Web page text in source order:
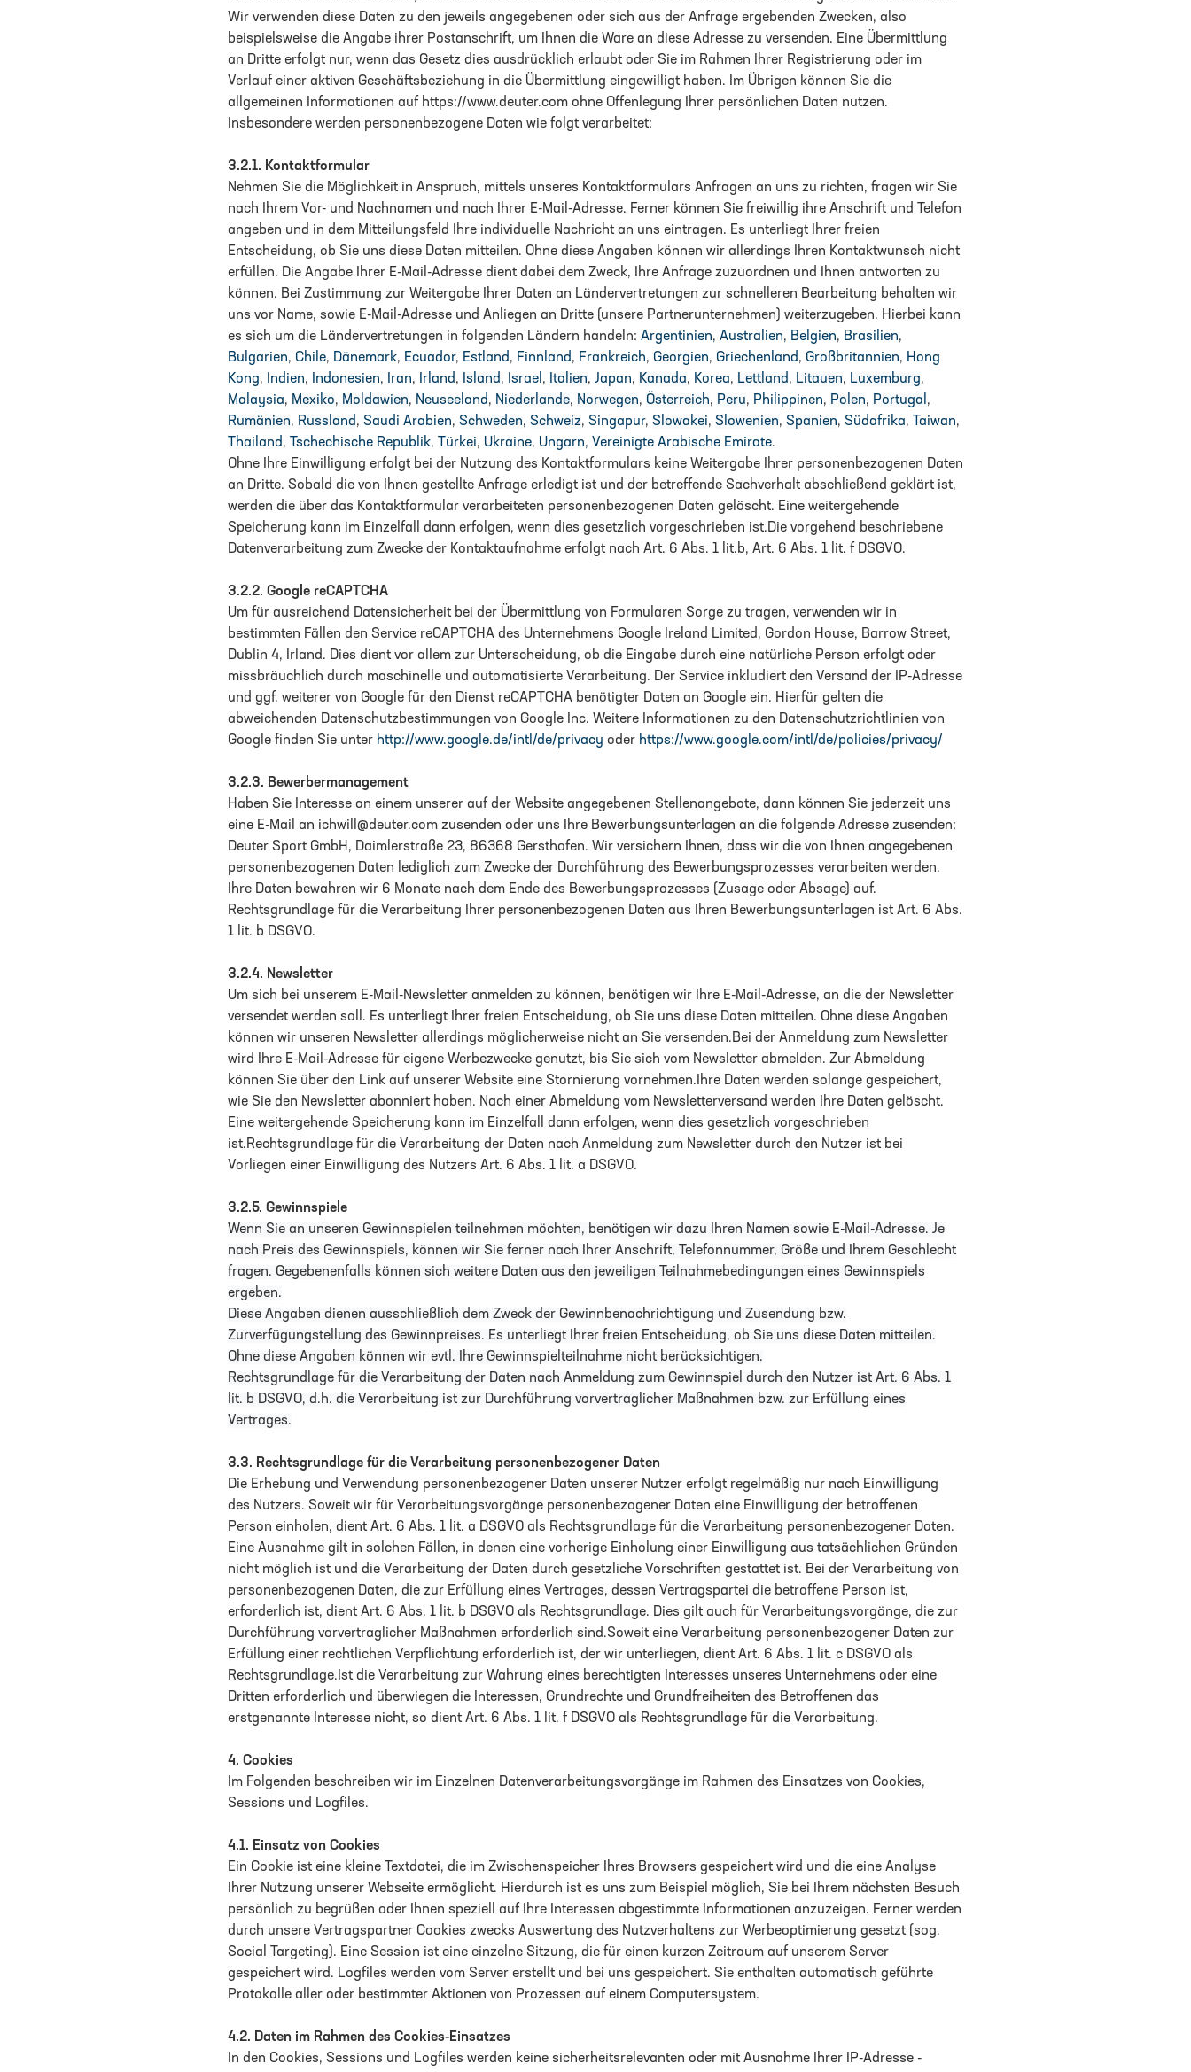
Wir verwenden diese Daten zu den jeweils angegebenen oder sich aus der Anfrage ergebenden Zwecken, also
beispielsweise die Angabe ihrer Postanschrift, um Ihnen die Ware an diese Adresse zu versenden. Eine Übermittlung
an Dritte erfolgt nur, wenn das Gesetz dies ausdrücklich erlaubt oder Sie im Rahmen Ihrer Registrierung oder im
Verlauf einer aktiven Geschäftsbeziehung in die Übermittlung eingewilligt haben. Im Übrigen können Sie die
allgemeinen Informationen auf https://www.deuter.com ohne Offenlegung Ihrer persönlichen Daten nutzen.
Insbesondere werden personenbezogene Daten wie folgt verarbeitet:
3.2.1. Kontaktformular
Nehmen Sie die Möglichkeit in Anspruch, mittels unseres Kontaktformulars Anfragen an uns zu richten, fragen wir Sie
nach Ihrem Vor- und Nachnamen und nach Ihrer E-Mail-Adresse. Ferner können Sie freiwillig ihre Anschrift und Telefon
angeben und in dem Mitteilungsfeld Ihre individuelle Nachricht an uns eintragen. Es unterliegt Ihrer freien
Entscheidung, ob Sie uns diese Daten mitteilen. Ohne diese Angaben können wir allerdings Ihren Kontaktwunsch nicht
erfüllen. Die Angabe Ihrer E-Mail-Adresse dient dabei dem Zweck, Ihre Anfrage zuzuordnen und Ihnen antworten zu
können. Bei Zustimmung zur Weitergabe Ihrer Daten an Ländervertretungen zur schnelleren Bearbeitung behalten wir
uns vor Name, sowie E-Mail-Adresse und Anliegen an Dritte (unsere Partnerunternehmen) weiterzugeben. Hierbei kann
es sich um die Ländervertretungen in folgenden Ländern handeln: Argentinien, Australien, Belgien, Brasilien,
Bulgarien, Chile, Dänemark, Ecuador, Estland, Finnland, Frankreich, Georgien, Griechenland, Großbritannien, Hong
Kong, Indien, Indonesien, Iran, Irland, Island, Israel , Italien, Japan, Kanada, Korea, Lettland, Litauen, Luxemburg,
Malaysia, Mexiko, Moldawien, Neuseeland, Niederlande, Norwegen, Österreich, Peru, Philippinen, Polen, Portugal ,
Rumänien, Russland, Saudi Arabien, Schweden, Schweiz, Singapur, Slowakei, Slowenien, Spanien, Südafrika, Taiwan,
Thailand, Tschechische Republik, Türkei, Ukraine, Ungarn, Vereinigte Arabische Emirate.
Ohne Ihre Einwilligung erfolgt bei der Nutzung des Kontaktformulars keine Weitergabe Ihrer personenbezogenen Daten
an Dritte. Sobald die von Ihnen gestellte Anfrage erledigt ist und der betreffende Sachverhalt abschließend geklärt ist,
werden die über das Kontaktformular verarbeiteten personenbezogenen Daten gelöscht. Eine weitergehende
Speicherung kann im Einzelfall dann erfolgen, wenn dies gesetzlich vorgeschrieben ist.Die vorgehend beschriebene
Datenverarbeitung zum Zwecke der Kontaktaufnahme erfolgt nach Art. 6 Abs. 1 lit.b, Art. 6 Abs. 1 lit. f DSGVO.
3.2.2. Google reCAPTCHA
Um für ausreichend Datensicherheit bei der Übermittlung von Formularen Sorge zu tragen, verwenden wir in
bestimmten Fällen den Service reCAPTCHA des Unternehmens Google Ireland Limited, Gordon House, Barrow Street,
Dublin 4, Irland. Dies dient vor allem zur Unterscheidung, ob die Eingabe durch eine natürliche Person erfolgt oder
missbräuchlich durch maschinelle und automatisierte Verarbeitung. Der Service inkludiert den Versand der IP-Adresse
und ggf. weiterer von Google für den Dienst reCAPTCHA benötigter Daten an Google ein. Hierfür gelten die
abweichenden Datenschutzbestimmungen von Google Inc. Weitere Informationen zu den Datenschutzrichtlinien von
Google finden Sie unter http://www.google.de/intl/de/privacy oder https://www.google.com/intl/de/policies/privacy/
3.2.3. Bewerbermanagement
Haben Sie Interesse an einem unserer auf der Website angegebenen Stellenangebote, dann können Sie jederzeit uns
eine E-Mail an ichwill@deuter.com zusenden oder uns Ihre Bewerbungsunterlagen an die folgende Adresse zusenden:
Deuter Sport GmbH, Daimlerstraße 23, 86368 Gersthofen. Wir versichern Ihnen, dass wir die von Ihnen angegebenen
personenbezogenen Daten lediglich zum Zwecke der Durchführung des Bewerbungsprozesses verarbeiten werden.
Ihre Daten bewahren wir 6 Monate nach dem Ende des Bewerbungsprozesses (Zusage oder Absage) auf.
Rechtsgrundlage für die Verarbeitung Ihrer personenbezogenen Daten aus Ihren Bewerbungsunterlagen ist Art. 6 Abs.
1 lit. b DSGVO.
3.2.4. Newsletter
Um sich bei unserem E-Mail-Newsletter anmelden zu können, benötigen wir Ihre E-Mail-Adresse, an die der Newsletter
versendet werden soll. Es unterliegt Ihrer freien Entscheidung, ob Sie uns diese Daten mitteilen. Ohne diese Angaben
können wir unseren Newsletter allerdings möglicherweise nicht an Sie versenden.Bei der Anmeldung zum Newsletter
wird Ihre E-Mail-Adresse für eigene Werbezwecke genutzt, bis Sie sich vom Newsletter abmelden. Zur Abmeldung
können Sie über den Link auf unserer Website eine Stornierung vornehmen.Ihre Daten werden solange gespeichert,
wie Sie den Newsletter abonniert haben. Nach einer Abmeldung vom Newsletterversand werden Ihre Daten gelöscht.
Eine weitergehende Speicherung kann im Einzelfall dann erfolgen, wenn dies gesetzlich vorgeschrieben
ist.Rechtsgrundlage für die Verarbeitung der Daten nach Anmeldung zum Newsletter durch den Nutzer ist bei
Vorliegen einer Einwilligung des Nutzers Art. 6 Abs. 1 lit. a DSGVO.
3.2.5. Gewinnspiele
Wenn Sie an unseren Gewinnspielen teilnehmen möchten, benötigen wir dazu Ihren Namen sowie E-Mail-Adresse. Je
nach Preis des Gewinnspiels, können wir Sie ferner nach Ihrer Anschrift, Telefonnummer, Größe und Ihrem Geschlecht
fragen. Gegebenenfalls können sich weitere Daten aus den jeweiligen Teilnahmebedingungen eines Gewinnspiels
ergeben.
Diese Angaben dienen ausschließlich dem Zweck der Gewinnbenachrichtigung und Zusendung bzw.
Zurverfügungstellung des Gewinnpreises. Es unterliegt Ihrer freien Entscheidung, ob Sie uns diese Daten mitteilen.
Ohne diese Angaben können wir evtl. Ihre Gewinnspielteilnahme nicht berücksichtigen.
Rechtsgrundlage für die Verarbeitung der Daten nach Anmeldung zum Gewinnspiel durch den Nutzer ist Art. 6 Abs. 1
lit. b DSGVO, d.h. die Verarbeitung ist zur Durchführung vorvertraglicher Maßnahmen bzw. zur Erfüllung eines
Vertrages.
3.3. Rechtsgrundlage für die Verarbeitung personenbezogener Daten
Die Erhebung und Verwendung personenbezogener Daten unserer Nutzer erfolgt regelmäßig nur nach Einwilligung
des Nutzers. Soweit wir für Verarbeitungsvorgänge personenbezogener Daten eine Einwilligung der betroffenen
Person einholen, dient Art. 6 Abs. 1 lit. a DSGVO als Rechtsgrundlage für die Verarbeitung personenbezogener Daten.
Eine Ausnahme gilt in solchen Fällen, in denen eine vorherige Einholung einer Einwilligung aus tatsächlichen Gründen
nicht möglich ist und die Verarbeitung der Daten durch gesetzliche Vorschriften gestattet ist. Bei der Verarbeitung von
personenbezogenen Daten, die zur Erfüllung eines Vertrages, dessen Vertragspartei die betroffene Person ist,
erforderlich ist, dient Art. 6 Abs. 1 lit. b DSGVO als Rechtsgrundlage. Dies gilt auch für Verarbeitungsvorgänge, die zur
Durchführung vorvertraglicher Maßnahmen erforderlich sind.Soweit eine Verarbeitung personenbezogener Daten zur
Erfüllung einer rechtlichen Verpflichtung erforderlich ist, der wir unterliegen, dient Art. 6 Abs. 1 lit. c DSGVO als
Rechtsgrundlage.Ist die Verarbeitung zur Wahrung eines berechtigten Interesses unseres Unternehmens oder eine
Dritten erforderlich und überwiegen die Interessen, Grundrechte und Grundfreiheiten des Betroffenen das
erstgenannte Interesse nicht, so dient Art. 6 Abs. 1 lit. f DSGVO als Rechtsgrundlage für die Verarbeitung.
4. Cookies
Im Folgenden beschreiben wir im Einzelnen Datenverarbeitungsvorgänge im Rahmen des Einsatzes von Cookies,
Sessions und Logfiles.
4.1. Einsatz von Cookies
Ein Cookie ist eine kleine Textdatei, die im Zwischenspeicher Ihres Browsers gespeichert wird und die eine Analyse
Ihrer Nutzung unserer Webseite ermöglicht. Hierdurch ist es uns zum Beispiel möglich, Sie bei Ihrem nächsten Besuch
persönlich zu begrüßen oder Ihnen speziell auf Ihre Interessen abgestimmte Informationen anzuzeigen. Ferner werden
durch unsere Vertragspartner Cookies zwecks Auswertung des Nutzverhaltens zur Werbeoptimierung gesetzt (sog.
Social Targeting). Eine Session ist eine einzelne Sitzung, die für einen kurzen Zeitraum auf unserem Server
gespeichert wird. Logfiles werden vom Server erstellt und bei uns gespeichert. Sie enthalten automatisch geführte
Protokolle aller oder bestimmter Aktionen von Prozessen auf einem Computersystem.
4.2. Daten im Rahmen des Cookies-Einsatzes
In den Cookies, Sessions und Logfiles werden keine sicherheitsrelevanten oder mit Ausnahme Ihrer IP-Adresse -